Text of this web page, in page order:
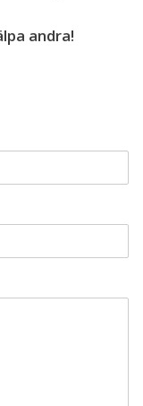
andra!